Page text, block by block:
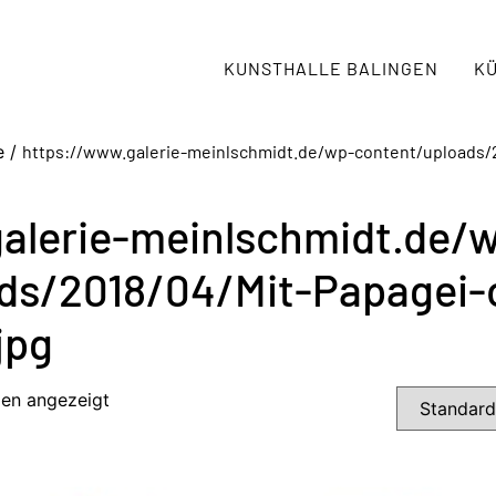
KUNSTHALLE BALINGEN
/ https://www.galerie-meinlschmidt.de/wp-content/uploads/
meinlschmidt.de/
2018/04/Mit-
angezeigt